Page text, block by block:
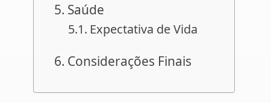
Saúde
Expectativa de Vida
Considerações Finais